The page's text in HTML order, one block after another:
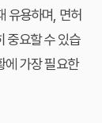
유용하며, 면허
중요할 수 있습
에 가장 필요한